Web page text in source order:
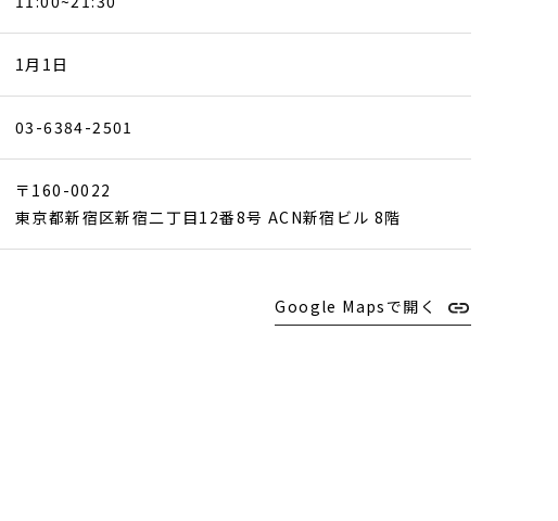
1月1日
03-6384-2501
〒160-0022
東京都新宿区新宿二丁目12番8号 ACN新宿ビル 8階
Google Mapsで開く